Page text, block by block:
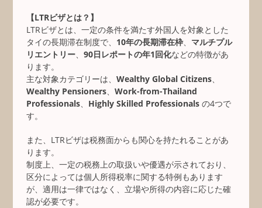
【LTRビザとは？】
LTRビザとは、一定の条件を満たす外国人を対象とした
タイの長期滞在制度で、 10年の長期滞在枠、 マルチプル
リエントリー、 90日レポートの年1回化などの特徴があ
ります。
主な対象カテゴリーは、 Wealthy Global Citizens、
Wealthy Pensioners、 Work-from-Thailand
Professionals、 Highly Skilled Professionalsの4つで
す。
また、LTRビザは税務面からも関心を持たれることがあ
ります。
制度上、一定の税務上の取扱いや優遇が示されており、
区分によっては個人所得税率に関する特例もあります
が、適用は一律ではなく、立場や所得の内容に応じた確
認が必要です。